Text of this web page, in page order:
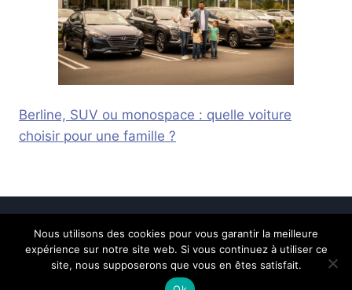
Berline, SUV ou monospace : quelle voiture
choisir pour une famille ?
© 2026 Calais Online - Mentions légales-
Contactez-nous
Nous utilisons des cookies pour vous garantir la meilleure
expérience sur notre site web. Si vous continuez à utiliser ce
site, nous supposerons que vous en êtes satisfait.